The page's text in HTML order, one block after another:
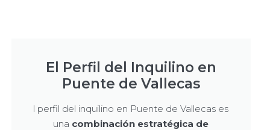
El Perfil del Inquilino en
Puente de Vallecas
l perfil del inquilino en Puente de Vallecas es
una combinación estratégica de